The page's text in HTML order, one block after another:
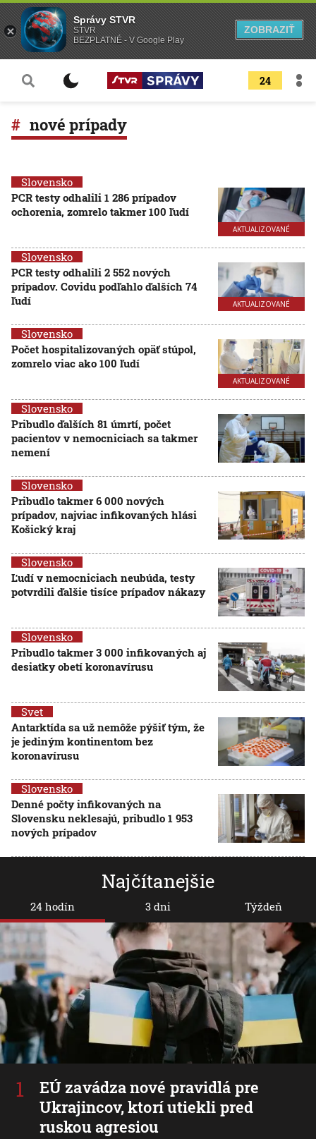
24
nové prípady
AKTUALIZOVANÉ
Slovensko
PCR testy odhalili 1 286 prípadov
ochorenia, zomrelo takmer 100 ľudí
AKTUALIZOVANÉ
Slovensko
PCR testy odhalili 2 552 nových
prípadov. Covidu podľahlo ďalších 74
ľudí
AKTUALIZOVANÉ
Slovensko
Počet hospitalizovaných opäť stúpol,
zomrelo viac ako 100 ľudí
Slovensko
Pribudlo ďalších 81 úmrtí, počet
pacientov v nemocniciach sa takmer
nemení
Slovensko
Pribudlo takmer 6 000 nových
prípadov, najviac infikovaných hlási
Košický kraj
Slovensko
Ľudí v nemocniciach neubúda, testy
potvrdili ďalšie tisíce prípadov nákazy
Slovensko
Pribudlo takmer 3 000 infikovaných aj
desiatky obetí koronavírusu
Svet
Antarktída sa už nemôže pýšiť tým, že
je jediným kontinentom bez
koronavírusu
Slovensko
Denné počty infikovaných na
Slovensku neklesajú, pribudlo 1 953
nových prípadov
Najčítanejšie
24 hodín
EÚ zavádza nové pravidlá pre
Ukrajincov, ktorí utiekli pred
ruskou agresiou
3 dni Týždeň
Správy STVR
STVR
BEZPLATNÉ - V Google Play
ZOBRAZIŤ